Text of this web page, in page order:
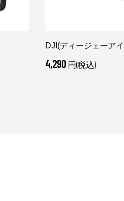
DJI(ディージェーア
4,290 円(税込)